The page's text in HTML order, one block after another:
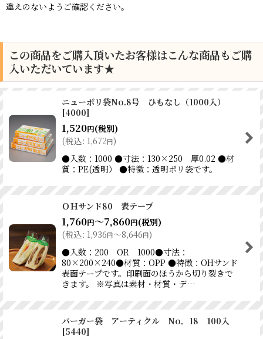
違えのないようご確認ください。
この商品をご購入頂いたお客様はこんな商品もご購
入いただいています★
ニューポリ袋No.8号 ひもなし（1000入）
[4000]
1,520円(税別)
(税込: 1,672円)
●入数：1000 ●寸法：130×250 厚0.02 ●材
質：PE(透明） ●特徴：透明ポリ袋です。
ＯＨサンド80 表テープ
1,760円～7,860円(税別)
(税込: 1,936円～8,646円)
●入数：200 OR 1000●寸法：
80×200×240●材質：OPP ●特徴：OHサンド
表面テープです。印刷面のほうから切り裂きで
きます。 ※写真は素材・材質・デ…
バーガー袋 アーティクル No．18 100入
[5440]